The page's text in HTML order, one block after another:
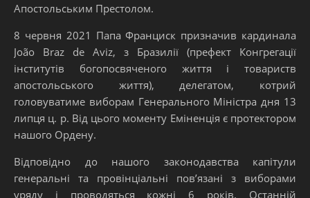
Апостольським Престолом.
8 червня 2021 Папа Франциск призначив кардинала
João Braz de Aviz, з Бразилії (префект Конгрегації
інститутів богопосвяченого життя і товариств
апостольського життя), делегатом, котрий
головуватиме виборам Генерального Міністра дня 13
липця ц. р. Від цього моменту Еміненція є протектором
нашого Ордену.
Відповідно до нашого законодавства капітули
генеральні та провінціальні пов’язані з виборами
уряду і проводяться кожні 6 років. Останній